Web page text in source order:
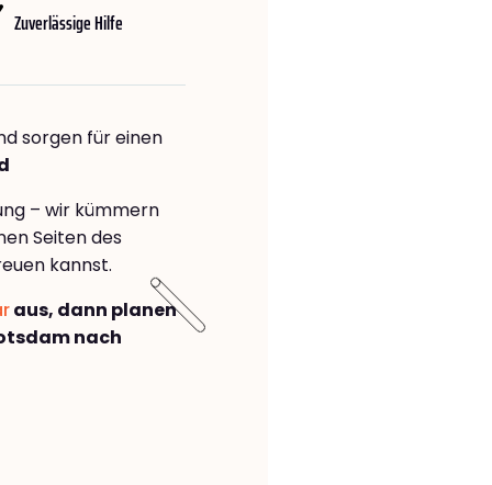
Zuverlässige Hilfe
sorgen für einen
– wir kümmern
Seiten des
kannst.
aus, dann planen
nach